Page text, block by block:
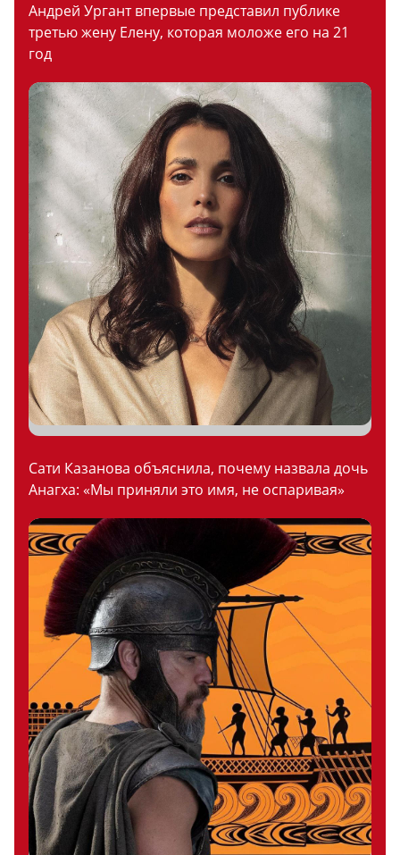
Андрей Ургант впервые представил публике
третью жену Елену, которая моложе его на 21
год
Сати Казанова объяснила, почему назвала дочь
Анагха: «Мы приняли это имя, не оспаривая»